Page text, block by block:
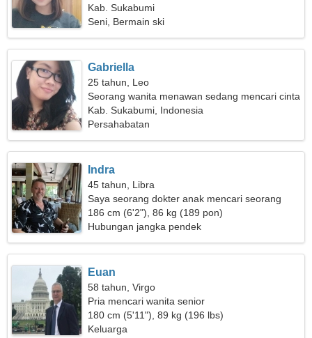
Kab. Sukabumi
Seni, Bermain ski
Gabriella
25 tahun, Leo
Seorang wanita menawan sedang mencari cinta
sejati
Kab. Sukabumi, Indonesia
Persahabatan
Indra
45 tahun, Libra
Saya seorang dokter anak mencari seorang
wanita yang luar biasa
186 cm (6'2"), 86 kg (189 pon)
Hubungan jangka pendek
Euan
58 tahun, Virgo
Pria mencari wanita senior
180 cm (5'11"), 89 kg (196 lbs)
Keluarga